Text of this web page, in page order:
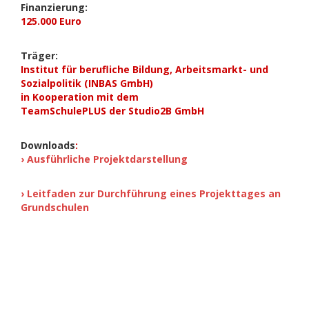
Finanzierung:
125.000 Euro
Träger:
Institut für berufliche Bildung, Arbeitsmarkt- und
Sozialpolitik (INBAS GmbH)
in Kooperation mit dem
TeamSchulePLUS der Studio2B GmbH
Downloads:
› Ausführliche Projektdarstellung
› Leitfaden zur Durchführung eines Projekttages an
Grundschulen